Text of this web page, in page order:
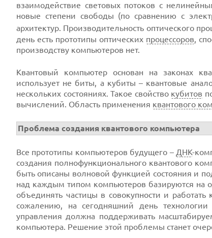
взаимодействие световых потоков с
новые степени свободы (по сравнению с
архитектур. Производительность оптического
день есть прототипы оптических процессоров,
производству компьютеров нет.
Квантовый компьютер основан на законах
использует не биты, а кубиты – квантовые
нескольких состояниях. Такое свойство кубитов
вычислений. Область применения квантового
Проблема создания квантового компьютера
Все прототипы компьютеров будущего – ДНК-
создания полнофункционального квантового
быть описаны волновой функцией состояния и
над каждым типом компьютеров базируются на
объединять частицы в совокупности и
сожалению, на сегодняшний день
управления должна поддерживать
компьютера. Решение этой проблемы станет